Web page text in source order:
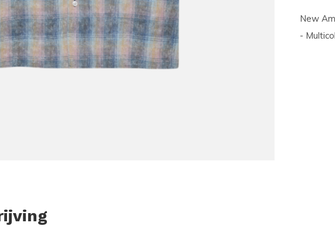
New
-